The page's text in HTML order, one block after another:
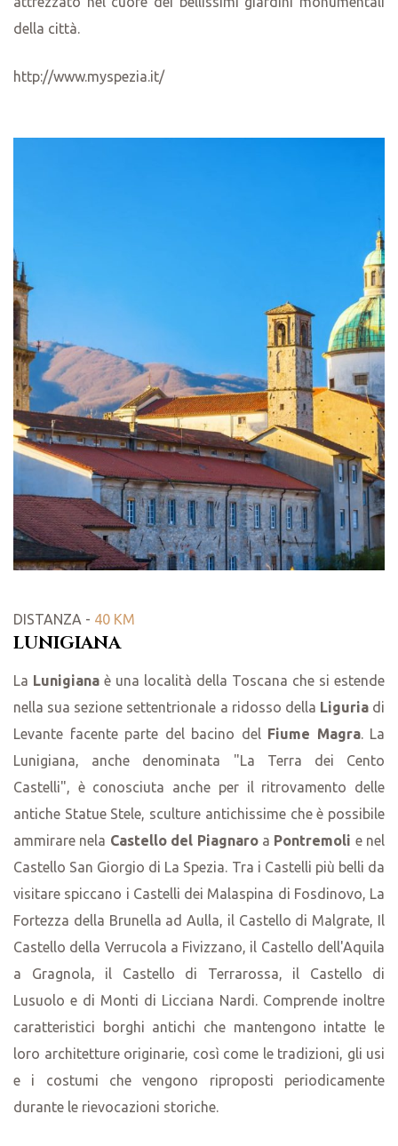
della città.
http://www.myspezia.it/
DISTANZA - 40 KM
LUNIGIANA
La Lunigiana è una località della Toscana che si estende
nella sua sezione settentrionale a ridosso della Liguriadi
Levante facente parte del bacino del Fiume Magra. La
Lunigiana, anche denominata "La Terra dei Cento
Castelli", è conosciuta anche per il ritrovamento delle
antiche Statue Stele, sculture antichissime che è possibile
ammirare nela Castello del Piagnaroa Pontremoli e nel
Castello San Giorgio di La Spezia. Tra i Castelli più belli da
visitare spiccano i Castelli dei Malaspina di Fosdinovo, La
Fortezza della Brunella ad Aulla, il Castello di Malgrate, Il
Castello della Verrucola a Fivizzano, il Castello dell'Aquila
a Gragnola, il Castello di Terrarossa, il Castello di
Lusuolo e di Monti di Licciana Nardi. Comprende inoltre
caratteristici borghi antichi che mantengono intatte le
loro architetture originarie, così come le tradizioni, gli usi
e i costumi che vengono riproposti periodicamente
durante le rievocazioni storiche.